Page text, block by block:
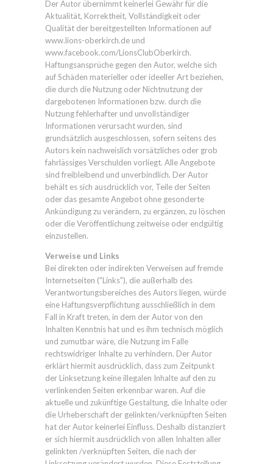
Der Autor übernimmt keinerlei Gewähr für die
Aktualität, Korrektheit, Vollständigkeit oder
Qualität der bereitgestellten Informationen auf
www.lions-oberkirch.de und
www.facebook.com/LionsClubOberkirch.
Haftungsansprüche gegen den Autor, welche sich
auf Schäden materieller oder ideeller Art beziehen,
die durch die Nutzung oder Nichtnutzung der
dargebotenen Informationen bzw. durch die
Nutzung fehlerhafter und unvollständiger
Informationen verursacht wurden, sind
grundsätzlich ausgeschlossen, sofern seitens des
Autors kein nachweislich vorsätzliches oder grob
fahrlässiges Verschulden vorliegt. Alle Angebote
sind freibleibend und unverbindlich. Der Autor
behält es sich ausdrücklich vor, Teile der Seiten
oder das gesamte Angebot ohne gesonderte
Ankündigung zu verändern, zu ergänzen, zu löschen
oder die Veröffentlichung zeitweise oder endgültig
einzustellen.
Verweise und Links
Bei direkten oder indirekten Verweisen auf fremde
Internetseiten ("Links"), die außerhalb des
Verantwortungsbereiches des Autors liegen, würde
eine Haftungsverpflichtung ausschließlich in dem
Fall in Kraft treten, in dem der Autor von den
Inhalten Kenntnis hat und es ihm technisch möglich
und zumutbar wäre, die Nutzung im Falle
rechtswidriger Inhalte zu verhindern. Der Autor
erklärt hiermit ausdrücklich, dass zum Zeitpunkt
der Linksetzung keine illegalen Inhalte auf den zu
verlinkenden Seiten erkennbar waren. Auf die
aktuelle und zukünftige Gestaltung, die Inhalte oder
die Urheberschaft der gelinkten/verknüpften Seiten
hat der Autor keinerlei Einfluss. Deshalb distanziert
er sich hiermit ausdrücklich von allen Inhalten aller
gelinkten /verknüpften Seiten, die nach der